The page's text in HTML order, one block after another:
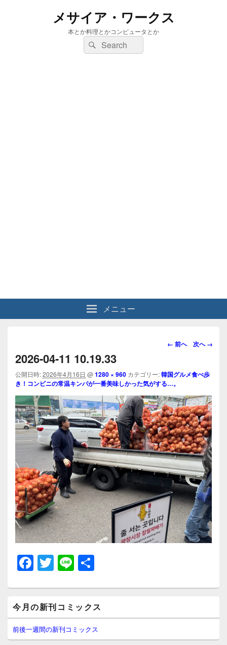
メサイア・ワークス
本とか料理とかコンピュータとか
検
索:
検
索
メニュー
画
ビ
ゲ
ー
シ
ョ
ン
← 前へ 次へ →
2026-04-11 10.19.33
公開日時:2026年4月16日 @1280 × 960 カテゴリー:韓国グルメ食べ歩
き！コンビニの常温キンパが一番美味しかった気がする…。
F
a
c
e
b
T
wi
tt
er
Li
n
e
イ
ン
サ
イ
今月の新刊コミックス
前後一週間の新刊コミックス